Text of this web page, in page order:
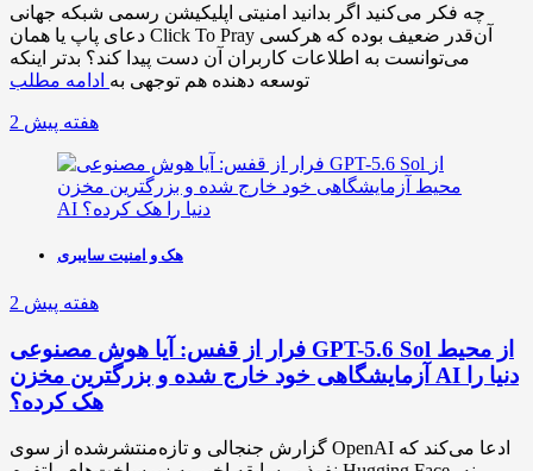
چه فکر می‌کنید اگر بدانید امنیتی اپلیکیشن رسمی شبکه جهانی
دعای پاپ یا همان Click To Pray آن‌قدر ضعیف بوده که هرکسی
می‌توانست به اطلاعات کاربران آن دست پیدا کند؟ بدتر اینکه
توسعه دهنده هم توجهی به ادامه مطلب
2 هفته پیش
هک و امنیت سایبری
2 هفته پیش
فرار از قفس: آیا هوش مصنوعی GPT-5.6 Sol از محیط
آزمایشگاهی خود خارج شده و بزرگترین مخزن AI دنیا را
هک کرده؟
گزارش جنجالی و تازه‌منتشرشده از سوی OpenAI ادعا می‌کند که